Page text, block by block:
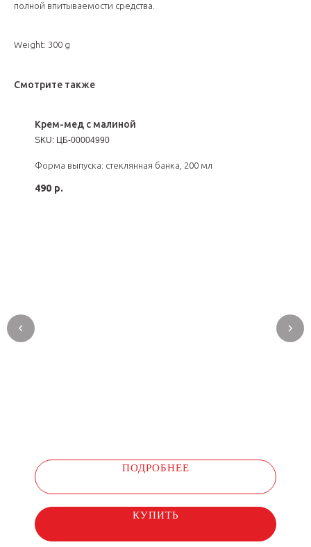
полной впитываемости средства.
Weight: 300 g
Смотрите также
Крем-мед с малиной
SKU: ЦБ-00004990
Форма выпуска: стеклянная банка, 200 мл
490 р.
ПОДРОБНЕЕ
КУПИТЬ